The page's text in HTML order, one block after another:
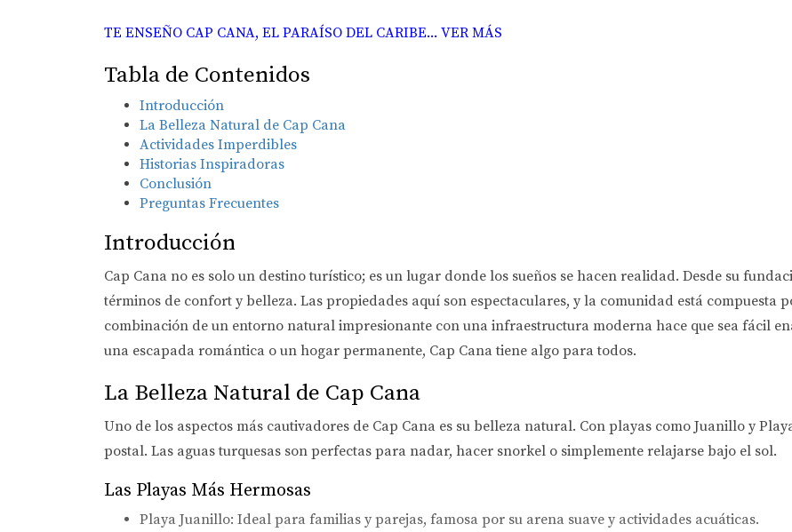
TE ENSEÑO CAP CANA, EL PARAÍSO DEL CARIBE... VER MÁS
Tabla de Contenidos
Introducción
La Belleza Natural de Cap Cana
Actividades Imperdibles
Historias Inspiradoras
Conclusión
Preguntas Frecuentes
Introducción
Cap Cana no es solo un destino turístico; es un lugar donde los sueños se hacen realidad. Desde su
términos de confort y belleza. Las propiedades aquí son espectaculares, y la comunidad está compuesta
combinación de un entorno natural impresionante con una infraestructura moderna hace que sea fácil
una escapada romántica o un hogar permanente, Cap Cana tiene algo para todos.
La Belleza Natural de Cap Cana
Uno de los aspectos más cautivadores de Cap Cana es su belleza natural. Con playas como Juanillo y
postal. Las aguas turquesas son perfectas para nadar, hacer snorkel o simplemente relajarse bajo el sol.
Las Playas Más Hermosas
Playa Juanillo: Ideal para familias y parejas, famosa por su arena suave y actividades acuáticas.